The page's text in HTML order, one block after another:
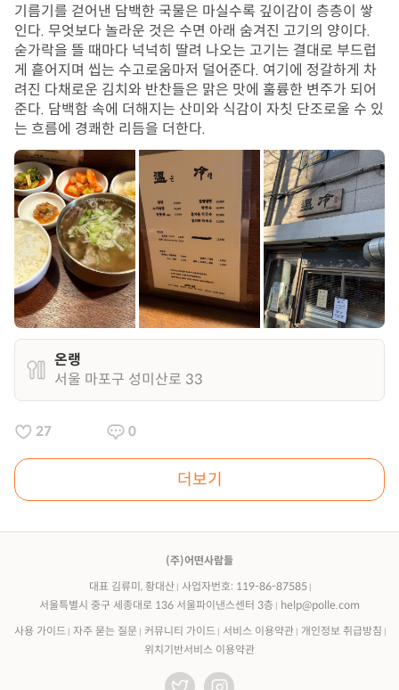
기름기를 걷어낸 담백한 국물은 마실수록 깊이감이 층층이 쌓
인다. 무엇보다 놀라운 것은 수면 아래 숨겨진 고기의 양이다.
숟가락을 뜰 때마다 넉넉히 딸려 나오는 고기는 결대로 부드럽
게 흩어지며 씹는 수고로움마저 덜어준다. 여기에 정갈하게 차
려진 다채로운 김치와 반찬들은 맑은 맛에 훌륭한 변주가 되어
준다. 담백함 속에 더해지는 산미와 식감이 자칫 단조로울 수 있
는 흐름에 경쾌한 리듬을 더한다.
온랭
서울 마포구 성미산로 33
27 0
더보기
(주)어떤사람들
대표 김류미, 황대산
사업자번호: 119-86-87585
서울특별시 중구 세종대로 136 서울파이낸스센터 3층
help@polle.com
사용 가이드 자주 묻는 질문 커뮤니티 가이드 서비스 이용약관
개인정보 취급방침
위치기반서비스 이용약관